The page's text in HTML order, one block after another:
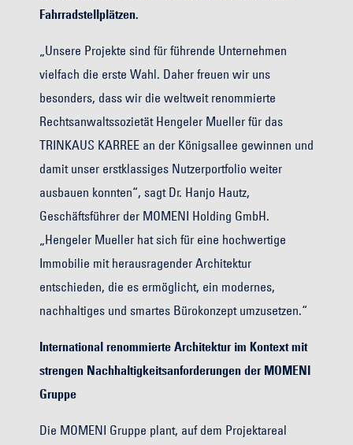
Fahrradstellplätzen.
„Unsere Projekte sind für führende Unternehmen
vielfach die erste Wahl. Daher freuen wir uns
besonders, dass wir die weltweit renommierte
Rechtsanwaltssozietät Hengeler Mueller für das
TRINKAUS KARREE an der Königsallee gewinnen und
damit unser erstklassiges Nutzerportfolio weiter
ausbauen konnten“, sagt Dr. Hanjo Hautz,
Geschäftsführer der MOMENI Holding GmbH.
„Hengeler Mueller hat sich für eine hochwertige
Immobilie mit herausragender Architektur
entschieden, die es ermöglicht, ein modernes,
nachhaltiges und smartes Bürokonzept umzusetzen.“
International renommierte Architektur im Kontext mit
strengen Nachhaltigkeitsanforderungen der MOMENI
Gruppe
Die MOMENI Gruppe plant, auf dem Projektareal